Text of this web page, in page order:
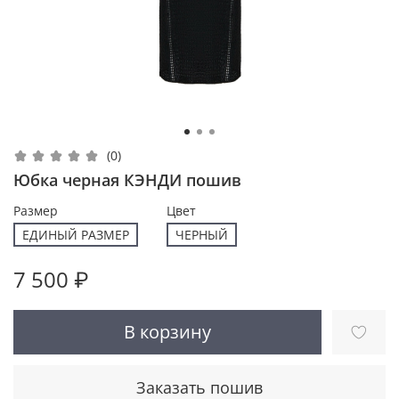
(0)
Юбка черная КЭНДИ пошив
Размер
ЕДИНЫЙ РАЗМЕР
Цвет
ЧЕРНЫЙ
7 500 ₽
В корзину
Заказать пошив